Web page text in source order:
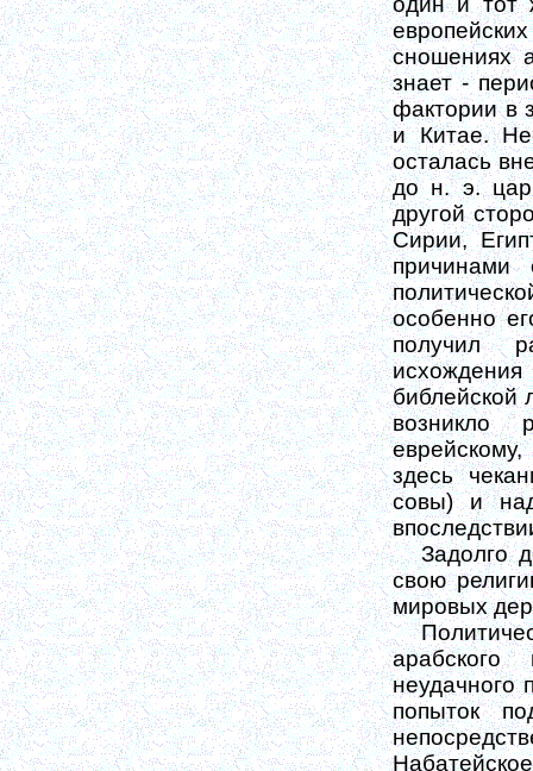
сношениях
знает -
фактории в
и Китае.
осталась
до н. э.
другой
Сирии,
причинами
особенно
получил
исхождения
библейской
возникло
здесь
совы) и
Задолго
свою
мировых
неудачного
попыток